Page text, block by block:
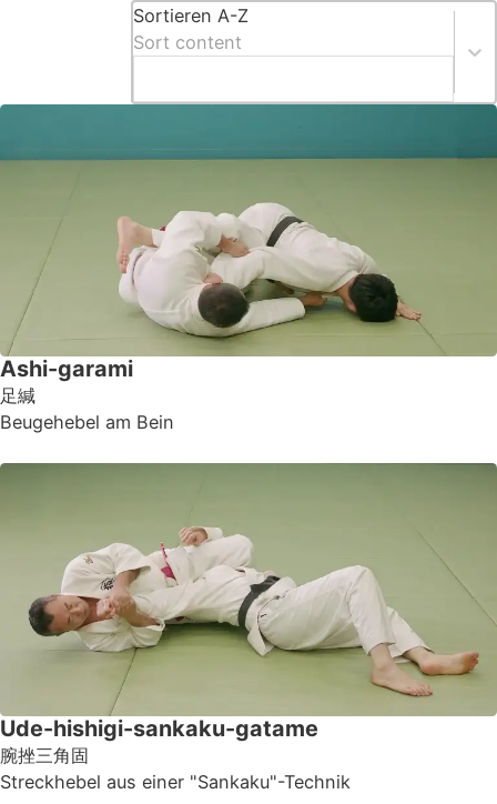
Sortieren A-Z
Sort content
Ashi-garami
足緘
Beugehebel am Bein
Ude-hishigi-sankaku-gatame
腕挫三角固
Streckhebel aus einer "Sankaku"-Technik